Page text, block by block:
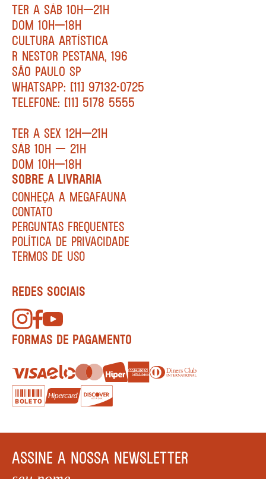
TER A SÁB 10H—21H
DOM 10H—18H
CULTURA ARTÍSTICA
R NESTOR PESTANA, 196
SÃO PAULO SP
WHATSAPP: [11] 97132-0725
TELEFONE: [11] 5178 5555
TER A SEX 12H—21H
SÁB 10H — 21H
DOM 10H—18H
SOBRE A LIVRARIA
CONHEÇA A MEGAFAUNA
CONTATO
PERGUNTAS FREQUENTES
POLÍTICA DE PRIVACIDADE
TERMOS DE USO
REDES SOCIAIS
FORMAS DE PAGAMENTO
ASSINE A NOSSA NEWSLETTER